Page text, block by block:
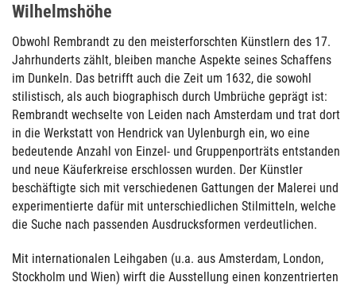
Wilhelmshöhe
Obwohl Rembrandt zu den meisterforschten Künstlern des 17.
Jahrhunderts zählt, bleiben manche Aspekte seines Schaffens
im Dunkeln. Das betrifft auch die Zeit um 1632, die sowohl
stilistisch, als auch biographisch durch Umbrüche geprägt ist:
Rembrandt wechselte von Leiden nach Amsterdam und trat dort
in die Werkstatt von Hendrick van Uylenburgh ein, wo eine
bedeutende Anzahl von Einzel- und Gruppenporträts entstanden
und neue Käuferkreise erschlossen wurden. Der Künstler
beschäftigte sich mit verschiedenen Gattungen der Malerei und
experimentierte dafür mit unterschiedlichen Stilmitteln, welche
die Suche nach passenden Ausdrucksformen verdeutlichen.
Mit internationalen Leihgaben (u.a. aus Amsterdam, London,
Stockholm und Wien) wirft die Ausstellung einen konzentrierten